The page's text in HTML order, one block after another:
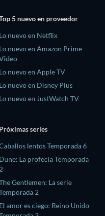
5 nuevo en proveedor
Lo nuevo en Netflix
Lo nuevo en Amazon Prime
Lo nuevo en Apple TV
Lo nuevo en Disney Plus
Lo nuevo en JustWatch TV
Próximas series
lentos Temporada 6
Dune: La profecía Temporada
2
Gentlemen: La serie
2
El amor es ciego: Reino Unido